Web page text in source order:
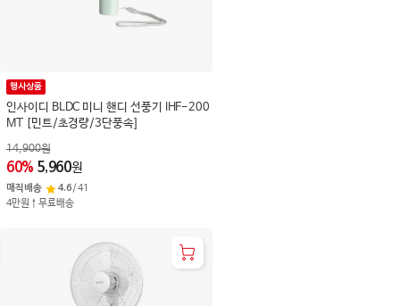
인사이디 BLDC 미니 핸디 선풍기 IHF-200
MT [민트/초경량/3단풍속]
행사상품
14,900원
60% 5,960원
매직배송 4.6/41
4만원↑무료배송